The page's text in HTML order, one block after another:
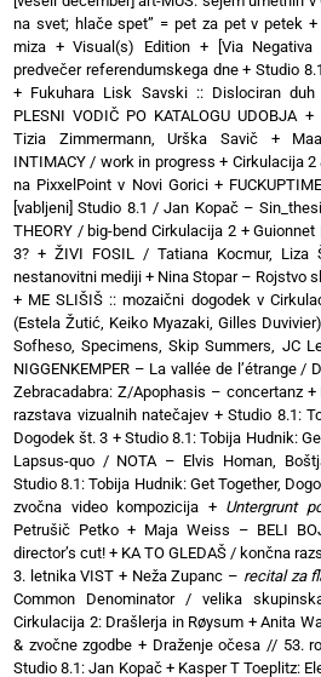
na svet; hlače spet” = pet za pet v petek +
miza + Visual(s) Edition +
[Via
predvečer referendumskega dne+Studio
+ Fukuhara Lisk Savski :: Dislociran duh
PLESNI VODIČ PO KATALOGU UDOBJA +
Tizia Zimmermann, Urška Savič+
INTIMACY / work in progress + Cirkulacija 2
na PixxelPoint v Novi Gorici+
[vabljeni] Studio 8.1 / Jan Kopač –
THEORY / big-bend Cirkulacija 2+Guionnet
3? + ŽIVI FOSIL / Tatiana Kocmur, Liza
nestanovitni mediji + Nina Stopar – Rojstvo
+ ME SLIŠIŠ :: mozaični dogodek v
(Estela Žutić, Keiko Myazaki, Gilles Duvivier)
Sofheso, Specimens, Skip Summers, JC
NIGGENKEMPER – La vallée de l’étrange /
Zebracadabra: Z/Apophasis – concertanz+
razstava vizualnih natečajev +Studio 8.1:
Dogodek št. 3 + Studio 8.1: Tobija Hudnik:
Lapsus-quo / NOTA – Elvis Homan,
Studio 8.1: Tobija Hudnik: Get Together,
zvočna video kompozicija + Untergrunt
Petrušič Petko+ Maja Weiss – BELI
director’s cut! + KA TO GLEDAŠ / končna
3. letnika VIST + Neža Zupanc – recital za
Common Denominator / velika
Cirkulacija 2: Drašlerja in Røysum + Anita
& zvočne zgodbe + Draženje očesa // 53.
Studio 8.1: Jan Kopač+ Kasper T Toeplitz: